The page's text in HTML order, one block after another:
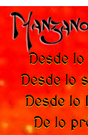
Desde
Desde lo
Desde lo
De lo